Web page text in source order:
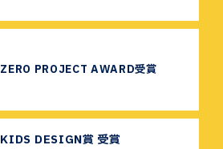
ZERO PROJECT AWARD受賞
KIDS DESIGN賞 受賞